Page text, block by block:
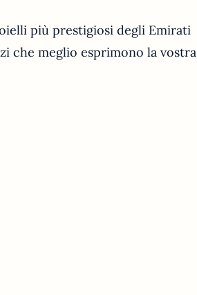
più prestigiosi degli Emirati
che meglio esprimono la vostra